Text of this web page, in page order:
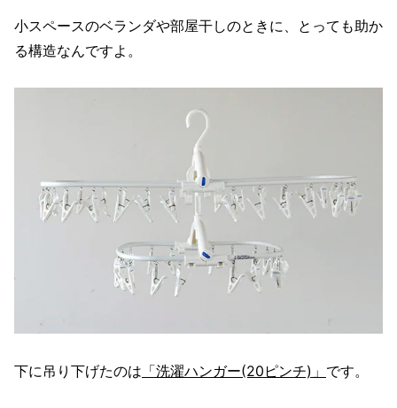
小スペースのベランダや部屋干しのときに、とっても助か
る構造なんですよ。
下に吊り下げたのは 「洗濯ハンガー(20ピンチ)」 です。